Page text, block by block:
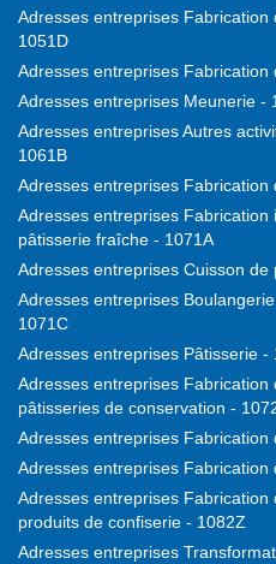
Adresses entreprises
1051D
Adresses entreprises
Adresses entreprises Meunerie -
Adresses entreprises Autres
1061B
Adresses entreprises
Adresses entreprises
pâtisserie fraîche - 1071A
Adresses entreprises Cuisson
Adresses entreprises
1071C
Adresses entreprises Pâtisserie -
Adresses entreprises Fabrication
pâtisseries de conservation -
Adresses entreprises
Adresses entreprises Fabrication
Adresses entreprises
produits de confiserie - 1082Z
Adresses entreprises